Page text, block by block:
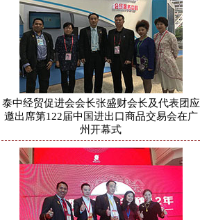
泰中经贸促进会会长张盛财会长及代表团应
邀出席第122届中国进出口商品交易会在广
州开幕式